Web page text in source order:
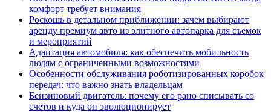
комфорт требует внимания
Роскошь в детальном приближении: зачем выбирают
аренду премиум авто из элитного автопарка для съемок
и мероприятий
Адаптация автомобиля: как обеспечить мобильность
людям с ограниченными возможностями
Особенности обслуживания роботизированных коробок
передач: что важно знать владельцам
Бензиновый двигатель: почему его рано списывать со
счетов и куда он эволюционирует